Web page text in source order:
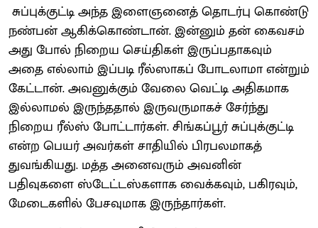
சுப்புக்குட்டி அந்த இளைஞனைத் தொடர்பு கொண்டு
நண்பன் ஆகிக்கொண்டான். இன்னும் தன் கைவசம்
அது போல் நிறைய செய்திகள் இருப்பதாகவும்
அதை எல்லாம் இப்படி ரீல்ஸாகப் போடலாமா என்றும்
கேட்டான்.‌ அவனுக்கும் வேலை வெட்டி அதிகமாக
இல்லாமல் இருந்ததால் இருவருமாகச் சேர்ந்து
நிறைய ரீல்ஸ் போட்டார்கள். சிங்கப்பூர் சுப்புக்குட்டி
என்ற பெயர் அவர்கள் சாதியில் பிரபலமாகத்
துவங்கியது. மத்த அனைவரும் அவனின்
பதிவுகளை ஸ்டேட்டஸ்களாக வைக்கவும், பகிரவும்,
மேடைகளில் பேசவுமாக இருந்தார்கள்.